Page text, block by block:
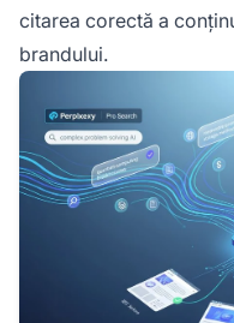
citarea corectă a
brandului.